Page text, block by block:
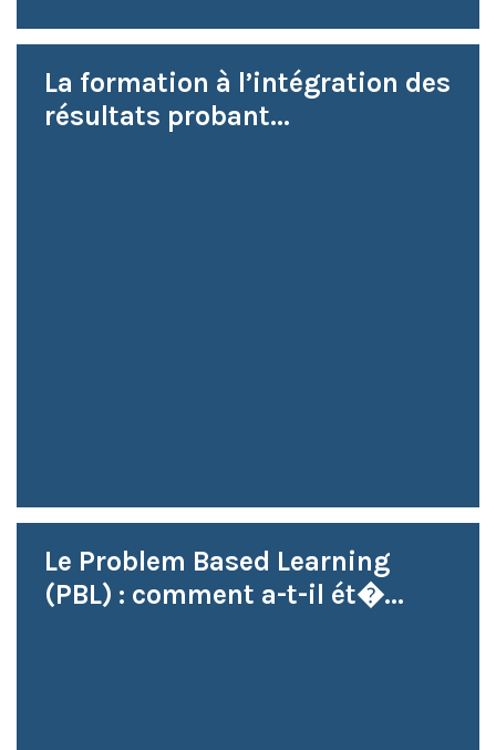
La formation à l’intégration des
résultats probant...
Le Problem Based Learning
(PBL) : comment a-t-il ét�...